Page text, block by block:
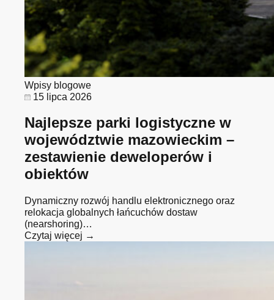
Wpisy blogowe
15 lipca 2026
Najlepsze parki logistyczne w
województwie mazowieckim –
zestawienie deweloperów i
obiektów
Dynamiczny rozwój handlu elektronicznego oraz
relokacja globalnych łańcuchów dostaw
(nearshoring)…
Czytaj więcej →